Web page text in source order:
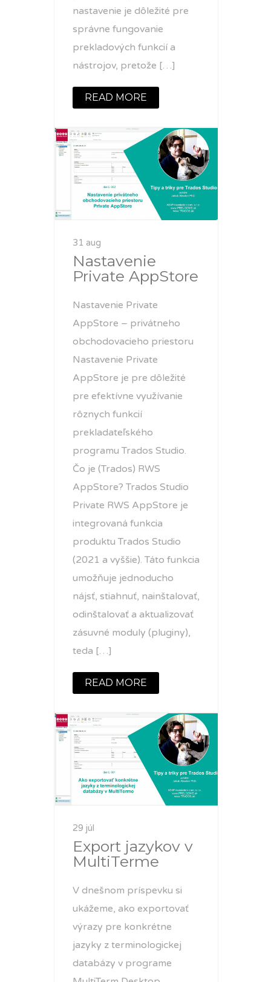
nastavenie je dôležité pre
správne fungovanie
prekladových funkcií a
nástrojov, pretože […]
READ MORE
31 aug
Nastavenie
Private AppStore
Nastavenie Private
AppStore – privátneho
obchodovacieho priestoru
Nastavenie Private
AppStore je pre dôležité
pre efektívne využívanie
rôznych funkcií
prekladateľského
programu Trados Studio.
Čo je (Trados) RWS
AppStore? Trados Studio
Private RWS AppStore je
integrovaná funkcia
produktu Trados Studio
(2021 a vyššie). Táto funkcia
umožňuje jednoducho
nájsť, stiahnuť, nainštalovať,
odinštalovať a aktualizovať
zásuvné moduly (pluginy),
teda […]
READ MORE
29 júl
Export jazykov v
MultiTerme
V dnešnom príspevku si
ukážeme, ako exportovať
výrazy pre konkrétne
jazyky z terminologickej
databázy v programe